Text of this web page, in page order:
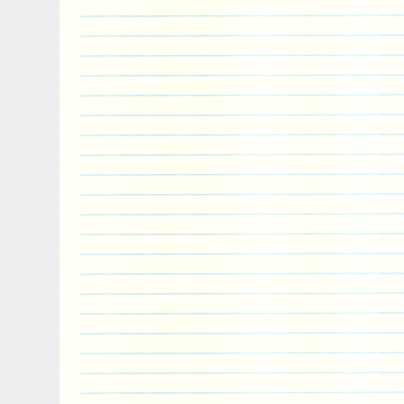
qualities in comparison to OEM
materials in our products come from the
example the O-ring of radiator from
Thailand and China. These countries
manufacturing some of the best rubber.
alloy race radiators designed to cool up
OEM standard radiator. These race
manufactured with much thicker cores
fans. We have over 4000 square meters
Australian, New Zealand, HK, USA and
have professional knowledge of
service is second to none. We will go